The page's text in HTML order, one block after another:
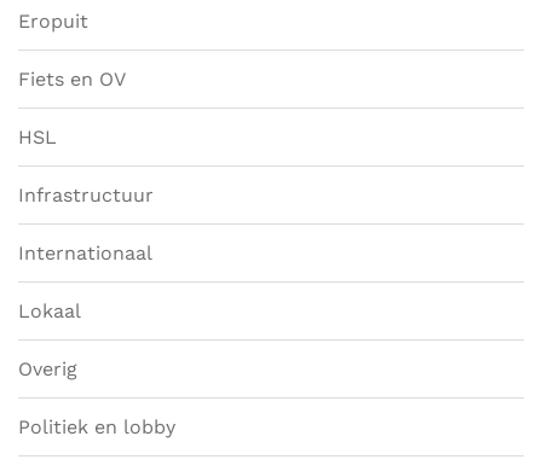
Eropuit
Fiets en OV
HSL
Infrastructuur
Internationaal
Lokaal
Overig
Politiek en lobby